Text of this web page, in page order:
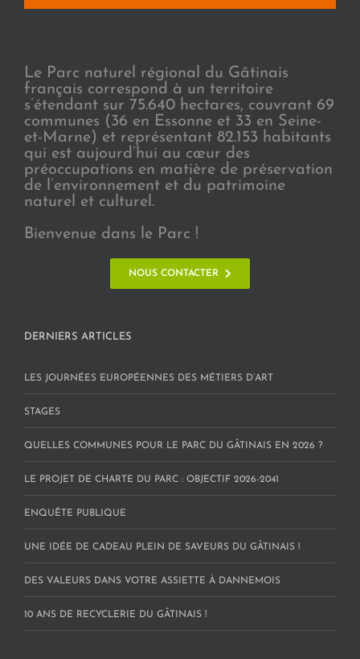
Le Parc naturel régional du Gâtinais
français correspond à un territoire
s’étendant sur 75.640 hectares, couvrant 69
communes (36 en Essonne et 33 en Seine-
et-Marne) et représentant 82.153 habitants
qui est aujourd’hui au cœur des
préoccupations en matière de préservation
de l’environnement et du patrimoine
naturel et culturel.
Bienvenue dans le Parc !
NOUS CONTACTER
DERNIERS ARTICLES
LES JOURNÉES EUROPÉENNES DES MÉTIERS D’ART
STAGES
QUELLES COMMUNES POUR LE PARC DU GÂTINAIS EN 2026 ?
LE PROJET DE CHARTE DU PARC : OBJECTIF 2026-2041
ENQUÊTE PUBLIQUE
UNE IDÉE DE CADEAU PLEIN DE SAVEURS DU GÂTINAIS !
DES VALEURS DANS VOTRE ASSIETTE À DANNEMOIS
10 ANS DE RECYCLERIE DU GÂTINAIS !